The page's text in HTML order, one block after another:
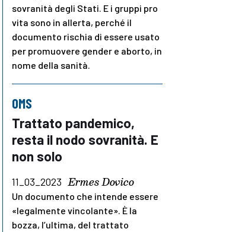
sovranità degli Stati. E i gruppi pro
vita sono in allerta, perché il
documento rischia di essere usato
per promuovere gender e aborto, in
nome della sanità.
OMS
Trattato pandemico,
resta il nodo sovranità. E
non solo
11_03_2023 Ermes Dovico
Un documento che intende essere
«legalmente vincolante». È la
bozza, l’ultima, del trattato